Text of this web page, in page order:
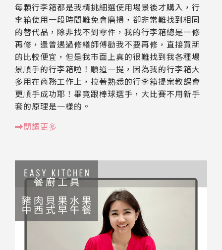
每顆行李箱都是我精挑細選使用場景後才購入，行
李箱使用一段時間難免會磨損，卻非常難找到相同
的替代品，除非找不到零件，我的行李箱總是一修
再修，還曾遇過修繕師傅勸我不要再修，直接買新
的比較便宜，但是我市面上真的很難找到我各種場
景順手的行李箱啦！順道一提，因為我的行李箱大
多用在商務工作上，拉著熟悉的行李箱提案教課會
更順手成功耶！畢竟跟棒球選手，大比賽不用新手
套的原理是一樣的。
閱讀更多